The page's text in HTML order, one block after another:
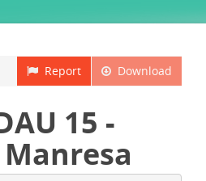
Download
Report
15 -